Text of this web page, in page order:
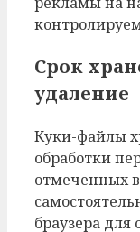
Срок
удаление
Куки-файлы
обработки
отмеченных
браузера для